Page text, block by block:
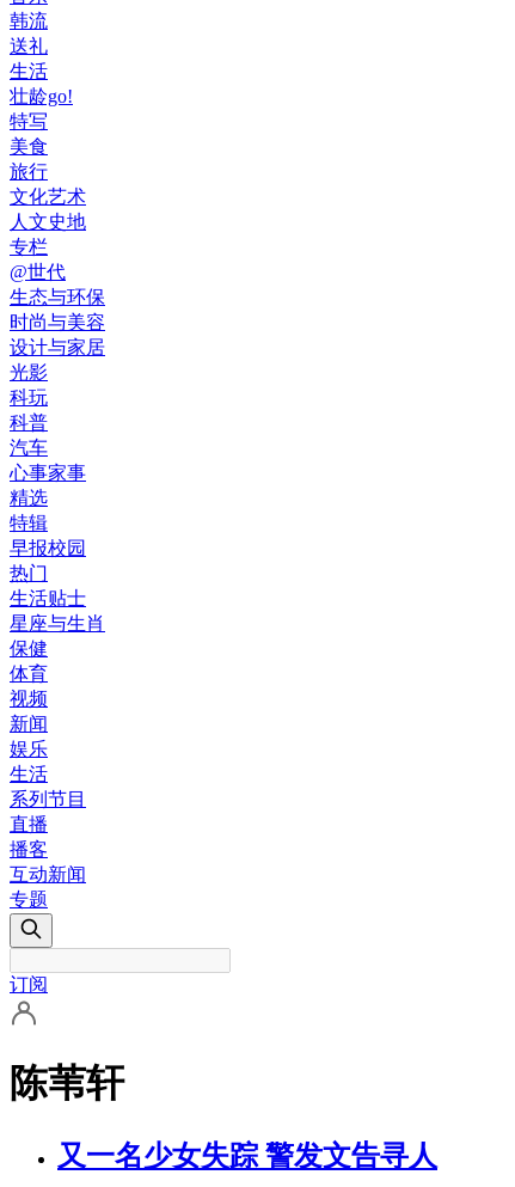
韩流
送礼
生活
壮龄go!
特写
美食
旅行
文化艺术
人文史地
专栏
@世代
生态与环保
时尚与美容
设计与家居
光影
科玩
科普
汽车
心事家事
精选
特辑
早报校园
热门
生活贴士
星座与生肖
保健
体育
视频
新闻
娱乐
生活
系列节目
直播
播客
互动新闻
专题
订阅
陈苇轩
又一名少女失踪 警发文告寻人